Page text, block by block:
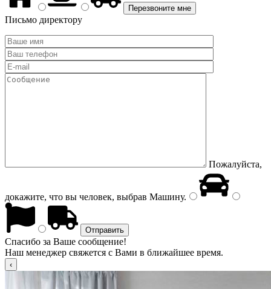
Письмо директору
Пожалуйста,
докажите, что вы человек, выбрав Машину.
Спасибо за Ваше сообщение!
Наш менеджер свяжется с Вами в ближайшее время.